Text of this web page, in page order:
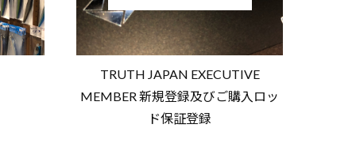
TRUTH JAPAN EXECUTIVE
MEMBER 新規登録及びご購入ロッ
ド保証登録